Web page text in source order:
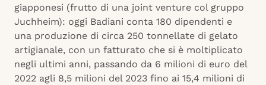
giapponesi (frutto di una joint venture col gruppo
Juchheim): oggi Badiani conta 180 dipendenti e
una produzione di circa 250 tonnellate di gelato
artigianale, con un fatturato che si è moltiplicato
negli ultimi anni, passando da 6 milioni di euro del
2022 agli 8,5 milioni del 2023 fino ai 15,4 milioni di